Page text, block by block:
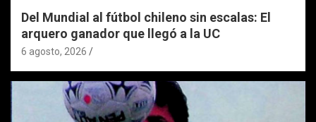
Del Mundial al fútbol chileno sin escalas: El
arquero ganador que llegó a la UC
6 agosto, 2026